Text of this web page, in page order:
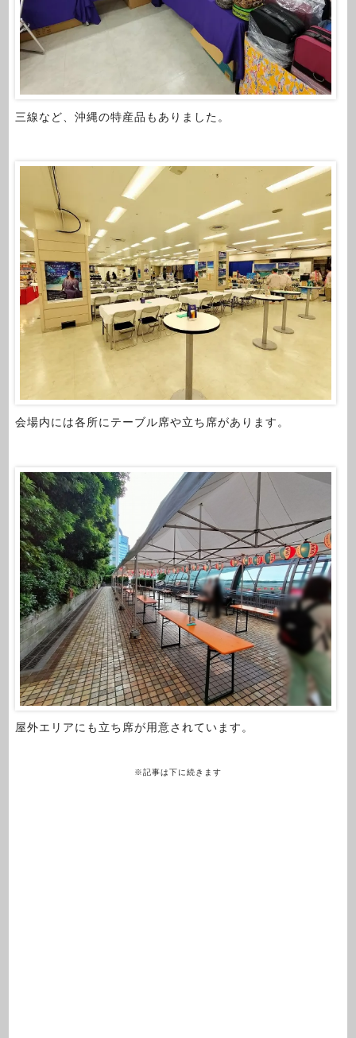
三線など、沖縄の特産品もありました。
会場内には各所にテーブル席や立ち席があります。
屋外エリアにも立ち席が用意されています。
※記事は下に続きます